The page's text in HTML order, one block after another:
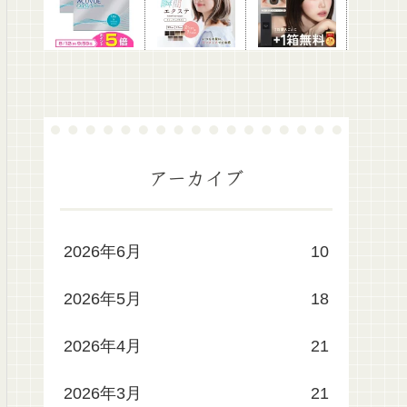
アーカイブ
2026年6月 10
2026年5月 18
2026年4月 21
2026年3月 21